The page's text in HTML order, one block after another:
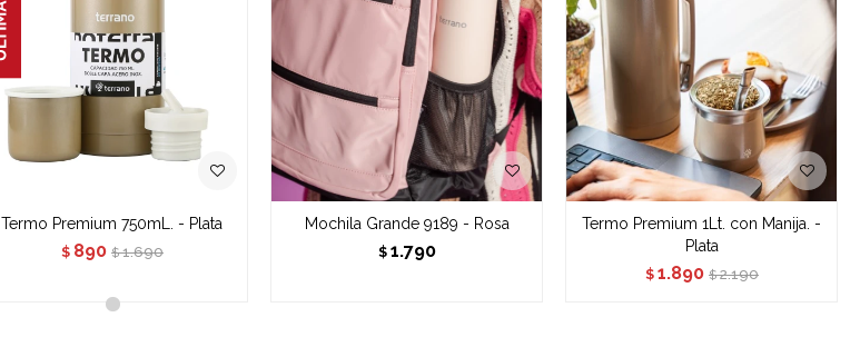
Termo Premium 750mL. - Plata
$ 890 $ 1.690
Mochila Grande 9189 - Rosa
$ 1.790
Termo Premium 1Lt. con Manija. -
Plata
$ 1.890 $ 2.190